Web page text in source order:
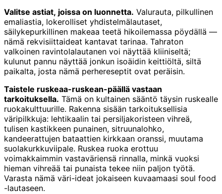
Valitse astiat, joissa on luonnetta. Valurauta, pilkullinen
emaliastia, lokerolliset yhdistelmälautaset,
säilykepurkillinen makeaa teetä hikoilemassa pöydällä —
nämä rekvisiittaideat kantavat tarinaa. Tahraton
valkoinen ravintolalautanen voi näyttää kliiniseltä;
kulunut pannu näyttää jonkun isoäidin keittiöltä, siltä
paikalta, josta nämä perhereseptit ovat peräisin.
Taistele ruskeaa-ruskean-päällä vastaan
tarkoituksella. Tämä on kultainen sääntö täysin ruskealle
ruokakulttuurille. Rakenna sisään tarkoituksellisia
väripilkkuja: lehtikaalin tai persiljakoristeen vihreä,
tulisen kastikkeen punainen, sitruunalohko,
kandeerattujen bataattien kirkkaan oranssi, muutama
suolakurkkuviipale. Ruskea ruoka erottuu
voimakkaimmin vastaväriensä rinnalla, minkä vuoksi
hieman vihreää tai punaista tekee niin paljon työtä.
Varasta nämä väri-ideat jokaiseen kuvaamaasi soul food
-lautaseen.